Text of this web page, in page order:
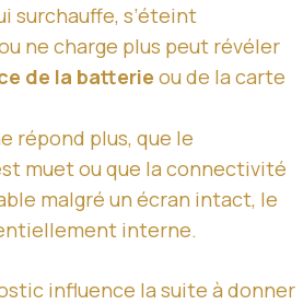
surchauffe, s’éteint
ne charge plus peut révéler
de la batterie ou de la carte
répond plus, que le
muet ou que la connectivité
malgré un écran intact, le
interne.
influence la suite à donner